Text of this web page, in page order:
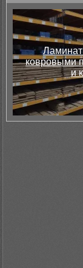
Ламинат
ковровыми
и